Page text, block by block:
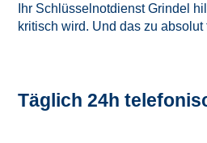
Ihr Schlüsselnotdienst Grindel
kritisch wird. Und das zu absolut
Täglich 24h